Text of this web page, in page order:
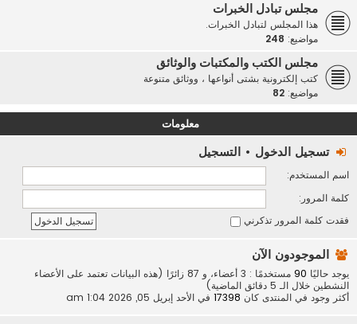
مجلس تبادل الخبرات
هذا المجلس لتبادل الخبرات.
مواضيع: 248
مجلس الكتب والمكتبات والوثائق
كتب إلكترونية بشتى أنواعها ، ووثائق متنوعة
مواضيع: 82
معلومات
تسجيل الدخول • التسجيل
اسم المستخدم:
كلمة المرور:
فقدت كلمة المرور تذكرني
الموجودون الآن
يوجد حاليًا 90
مستخدمًا : 3 أعضاء، و 87 زائرًا (هذه البيانات تعتمد على الأعضاء
النشطين خلال الـ 5 دقائق الماضية)
أكثر وجود في المنتدى كان 17398 في الأحد إبريل 05, 2026 1:04 am